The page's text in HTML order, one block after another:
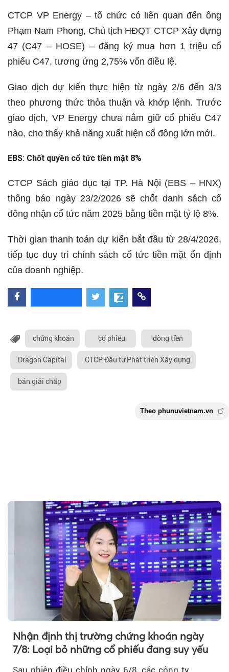
CTCP VP Energy – tổ chức có liên quan đến ông
Phạm Nam Phong, Chủ tịch HĐQT CTCP Xây dựng
47 (C47 – HOSE) – đăng ký mua hơn 1 triệu cổ
phiếu C47, tương ứng 2,75% vốn điều lệ.
Giao dịch dự kiến thực hiện từ ngày 2/6 đến 3/3
theo phương thức thỏa thuận và khớp lệnh. Trước
giao dịch, VP Energy chưa nắm giữ cổ phiếu C47
nào, cho thấy khả năng xuất hiện cổ đông lớn mới.
EBS: Chốt quyền cổ tức tiền mặt 8%
CTCP Sách giáo dục tại TP. Hà Nội (EBS – HNX)
thông báo ngày 23/2/2026 sẽ chốt danh sách cổ
đông nhận cổ tức năm 2025 bằng tiền mặt tỷ lệ 8%.
Thời gian thanh toán dự kiến bắt đầu từ 28/4/2026,
tiếp tục duy trì chính sách cổ tức tiền mặt ổn định
của doanh nghiệp.
chứng khoán cổ phiếu dòng tiền
Dragon Capital CTCP Đầu tư Phát triển Xây dựng
bán giải chấp
Nhận định thị trường chứng khoán ngày
7/8: Loại bỏ những cổ phiếu đang suy yếu